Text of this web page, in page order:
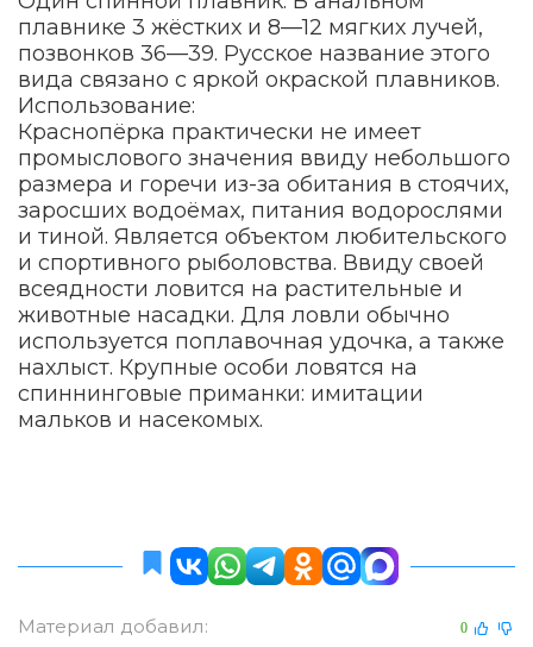
плавнике 3 жёстких и 8—12 мягких лучей,
позвонков 36—39. Русское название этого
вида связано с яркой окраской плавников.
Использование:
Краснопёрка практически не имеет
промыслового значения ввиду небольшого
размера и горечи из-за обитания в стоячих,
заросших водоёмах, питания водорослями
и тиной. Является объектом любительского
и спортивного рыболовства. Ввиду своей
всеядности ловится на растительные и
животные насадки. Для ловли обычно
используется поплавочная удочка, а также
нахлыст. Крупные особи ловятся на
спиннинговые приманки: имитации
мальков и насекомых.
Материал добавил: 0